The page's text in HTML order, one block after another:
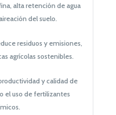
alta retención de agua
del suelo.
residuos y emisiones,
agrícolas sostenibles.
y calidad de
el uso de fertilizantes